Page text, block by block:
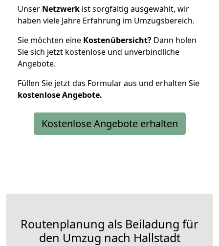
Unser Netzwerk ist sorgfältig ausgewählt, wir
haben viele Jahre Erfahrung im Umzugsbereich.
Sie möchten eine Kostenübersicht? Dann holen
Sie sich jetzt kostenlose und unverbindliche
Angebote.
Füllen Sie jetzt das Formular aus und erhalten Sie
kostenloseAngebote.
Kostenlose Angebote erhalten
Routenplanung als Beiladung für
den Umzug nach Hallstadt